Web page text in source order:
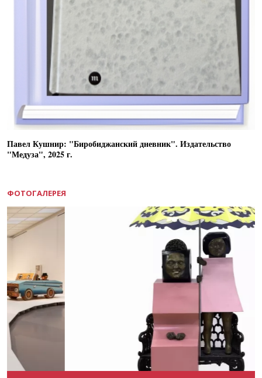
Павел Кушнир: "Биробиджанский дневник". Издательство
"Медуза", 2025 г.
ФОТОГАЛЕРЕЯ